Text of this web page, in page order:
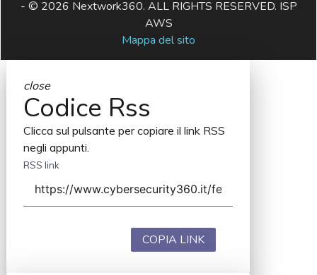
- © 2026 Nextwork360. ALL RIGHTS RESERVED. ISP
AWS
Mappa del sito
close
Codice Rss
Clicca sul pulsante per copiare il link RSS
negli appunti.
RSS link
COPIA LINK